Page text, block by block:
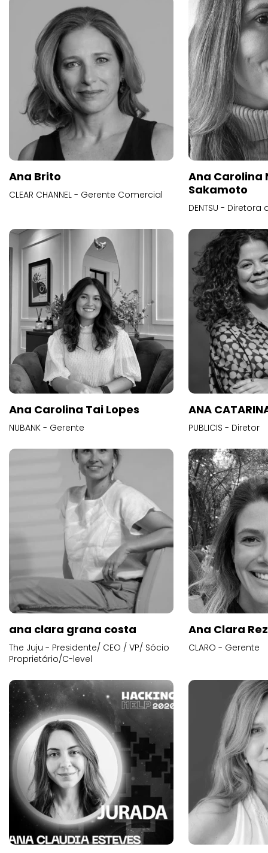
Ana Brito
CLEAR CHANNEL - Gerente Comercial
Ana Carolina
Sakamoto
DENTSU -
Ana Carolina Tai Lopes
NUBANK - Gerente
ANA
PUBLICIS - Diretor
ana clara grana costa
The Juju - Presidente/ CEO / VP/ Sócio
Proprietário/C-level
Ana Clara
CLARO - Gerente